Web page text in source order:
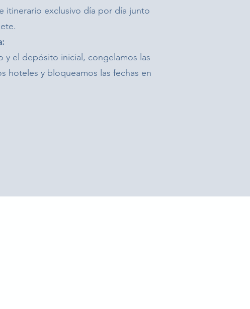
itinerario exclusivo día por día junto
y el depósito inicial, congelamos las
hoteles y bloqueamos las fechas en